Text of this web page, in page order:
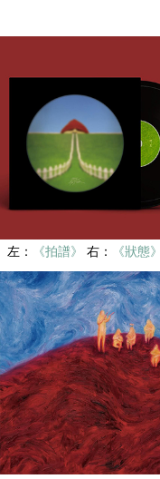
左： 《拍譜》 右： 《狀態》